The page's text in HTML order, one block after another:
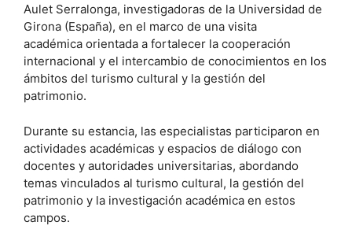
Aulet Serralonga, investigadoras de la Universidad de
Girona (España), en el marco de una visita
académica orientada a fortalecer la cooperación
internacional y el intercambio de conocimientos en los
ámbitos del turismo cultural y la gestión del
patrimonio.
Durante su estancia, las especialistas participaron en
actividades académicas y espacios de diálogo con
docentes y autoridades universitarias, abordando
temas vinculados al turismo cultural, la gestión del
patrimonio y la investigación académica en estos
campos.